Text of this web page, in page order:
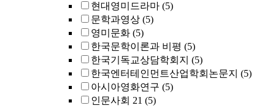
현대영미드라마 (5)
문학과영상 (5)
영미문화 (5)
한국문학이론과 비평 (5)
한국기독교상담학회지 (5)
한국엔터테인먼트산업학회논문지 (5)
아시아영화연구 (5)
인문사회 21 (5)